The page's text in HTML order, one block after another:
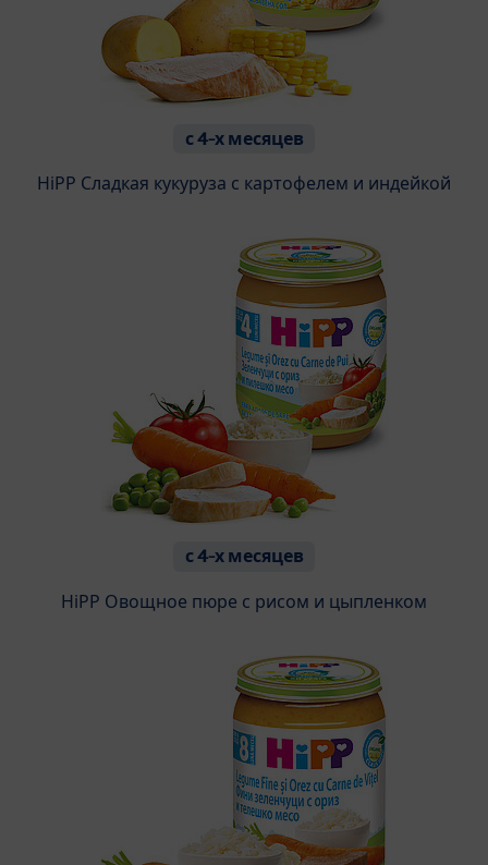
с 4-х месяцев
HiPP Сладкая кукуруза с картофелем и индейкой
с 4-х месяцев
HiPP Овощное пюре с рисом и цыпленком